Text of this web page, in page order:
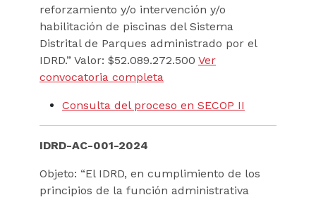
reforzamiento y/o intervención y/o
habilitación de piscinas del Sistema
Distrital de Parques administrado por el
IDRD.” Valor: $52.089.272.500 Ver
convocatoria completa
Consulta del proceso en SECOP II
IDRD-AC-001-2024
Objeto: “El IDRD, en cumplimiento de los
principios de la función administrativa